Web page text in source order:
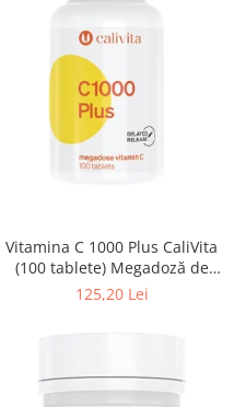
Vitamina C 1000 Plus CaliVita
(100 tablete) Megadoză de
vitamina C cu măceşe
125,20 Lei